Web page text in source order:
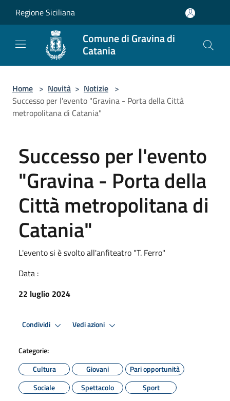
Regione Siciliana
Comune di Gravina di
Catania
Home > Novità > Notizie >
Successo per l'evento "Gravina - Porta della Città
metropolitana di Catania"
Successo per l'evento
"Gravina - Porta della
Città metropolitana di
Catania"
L'evento si è svolto all'anfiteatro "T. Ferro"
Data :
22 luglio 2024
Condividi Vedi azioni
Categorie:
Cultura
Giovani
Pari opportunità
Sociale
Spettacolo Sport